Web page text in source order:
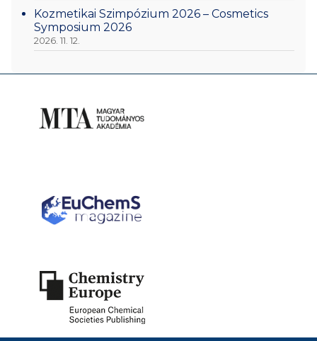
Kozmetikai Szimpózium 2026 – Cosmetics
Symposium 2026
2026. 11. 12.